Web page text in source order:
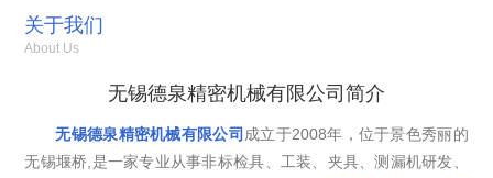
关于我们
About Us
无锡德泉精密机械有限公司简介
无锡德泉精密机械有限公司成立于2008年，位于景色秀丽的
无锡堰桥,是一家专业从事非标检具、工装、夹具、测漏机研发、